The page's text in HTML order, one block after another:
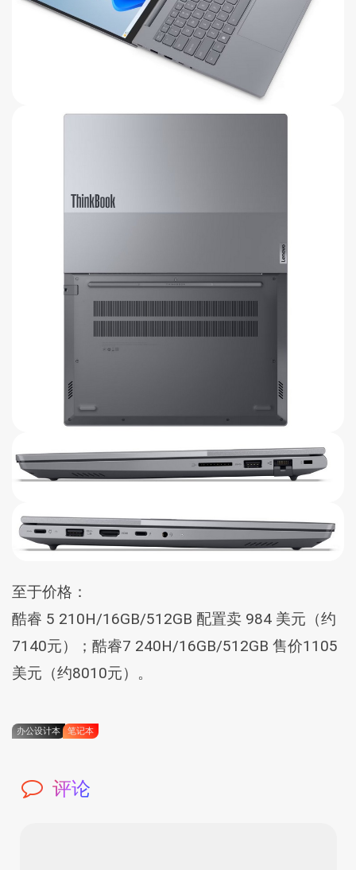
至于价格：
酷睿 5 210H/16GB/512GB 配置卖 984 美元（约
7140元）；酷睿7 240H/16GB/512GB 售价1105
美元（约8010元）。
办公设计本 笔记本
评论